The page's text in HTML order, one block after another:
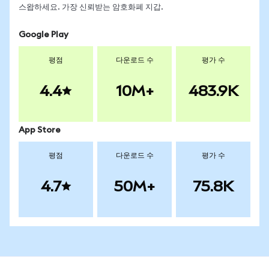
스왑하세요. 가장 신뢰받는 암호화폐 지갑.
Google Play
평점
4.4
다운로드 수
10M+
평가 수
483.9K
App Store
평점
4.7
다운로드 수
50M+
평가 수
75.8K